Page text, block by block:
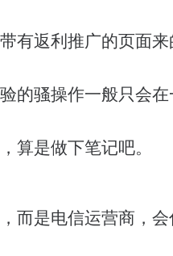
有返利推广的页面
的骚操作一般只会
算是做下笔记吧。
而是电信运营商，